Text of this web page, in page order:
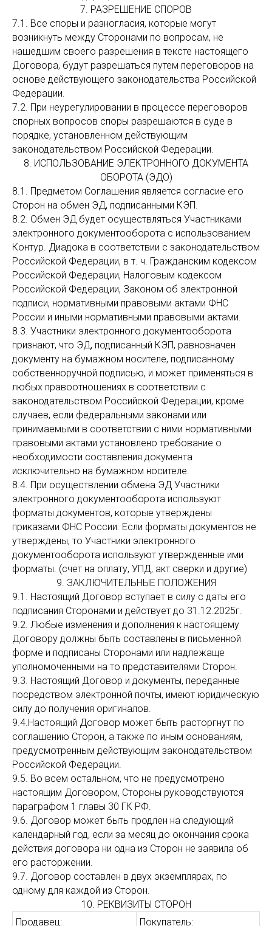
7. РАЗРЕШЕНИЕ СПОРОВ
7.1. Все споры и разногласия, которые могут
возникнуть между Сторонами по вопросам, не
нашедшим своего разрешения в тексте настоящего
Договора, будут разрешаться путем переговоров на
основе действующего законодательства Российской
Федерации.
7.2. При неурегулировании в процессе переговоров
спорных вопросов споры разрешаются в суде в
порядке, установленном действующим
законодательством Российской Федерации.
8. ИСПОЛЬЗОВАНИЕ ЭЛЕКТРОННОГО ДОКУМЕНТА
ОБОРОТА (ЭДО)
8.1. Предметом Соглашения является согласие его
Сторон на обмен ЭД, подписанными КЭП.
8.2. Обмен ЭД будет осуществляться Участниками
электронного документооборота с использованием
Контур. Диадока в соответствии с законодательством
Российской Федерации, в т. ч. Гражданским кодексом
Российской Федерации, Налоговым кодексом
Российской Федерации, Законом об электронной
подписи, нормативными правовыми актами ФНС
России и иными нормативными правовыми актами.
8.3. Участники электронного документооборота
признают, что ЭД, подписанный КЭП, равнозначен
документу на бумажном носителе, подписанному
собственноручной подписью, и может применяться в
любых правоотношениях в соответствии с
законодательством Российской Федерации, кроме
случаев, если федеральными законами или
принимаемыми в соответствии с ними нормативными
правовыми актами установлено требование о
необходимости составления документа
исключительно на бумажном носителе.
8.4. При осуществлении обмена ЭД Участники
электронного документооборота используют
форматы документов, которые утверждены
приказами ФНС России. Если форматы документов не
утверждены, то Участники электронного
документооборота используют утвержденные ими
форматы. (счет на оплату, УПД, акт сверки и другие)
9. ЗАКЛЮЧИТЕЛЬНЫЕ ПОЛОЖЕНИЯ
9.1. Настоящий Договор вступает в силу с даты его
подписания Сторонами и действует до 31.12.2025г.
9.2. Любые изменения и дополнения к настоящему
Договору должны быть составлены в письменной
форме и подписаны Сторонами или надлежаще
уполномоченными на то представителями Сторон.
9.3. Настоящий Договор и документы, переданные
посредством электронной почты, имеют юридическую
силу до получения оригиналов.
9.4.Настоящий Договор может быть расторгнут по
соглашению Сторон, а также по иным основаниям,
предусмотренным действующим законодательством
Российской Федерации.
9.5. Во всем остальном, что не предусмотрено
настоящим Договором, Стороны руководствуются
параграфом 1 главы 30 ГК РФ.
9.6. Договор может быть продлен на следующий
календарный год, если за месяц до окончания срока
действия договора ни одна из Сторон не заявила об
его расторжении.
9.7. Договор составлен в двух экземплярах, по
одному для каждой из Сторон.
10. РЕКВИЗИТЫ СТОРОН
Продавец:
Покупатель: